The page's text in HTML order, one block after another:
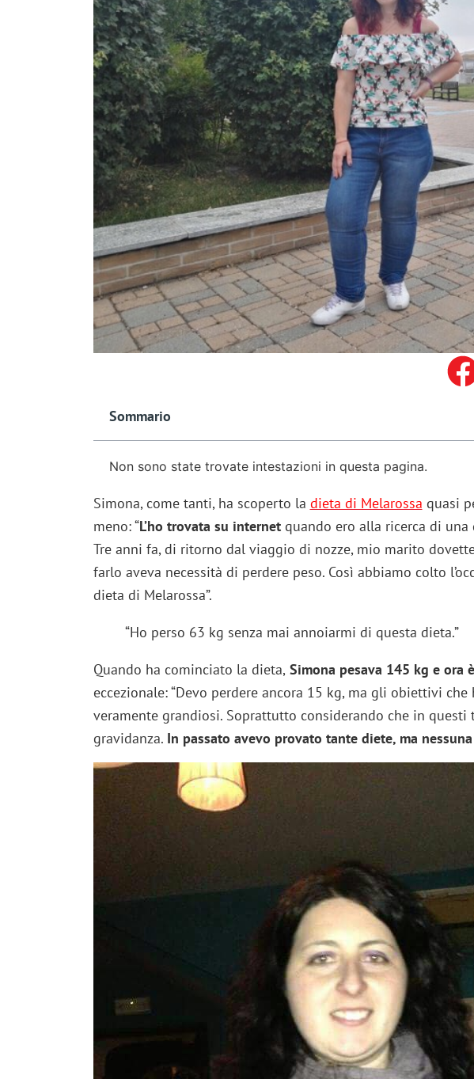
Sommario
Non sono state trovate intestazioni in questa pagina.
Simona, come tanti, ha scoperto la dieta di Melarossa quasi
meno: “L’ho trovata su internetquando ero alla ricerca di una
Tre anni fa, di ritorno dal viaggio di nozze, mio marito
farlo aveva necessità di perdere peso. Così abbiamo colto
dieta di Melarossa”.
“Ho perso 63 kg senza mai annoiarmi di questa dieta.”
Quando ha cominciato la dieta, Simona pesava 145 kg e ora
eccezionale: “Devo perdere ancora 15 kg, ma gli obiettivi
veramente grandiosi. Soprattutto considerando che in
gravidanza. In passato avevo provato tante diete, ma